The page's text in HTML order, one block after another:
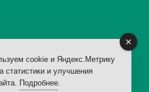
Клиника «Арбаль»,
cookie и Яндекс.Метрику
статистики и улучшения
Подробнее.